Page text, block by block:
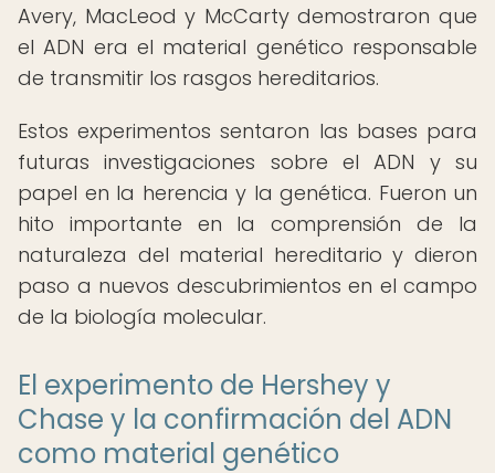
Avery, MacLeod y McCarty demostraron que
el ADN era el material genético responsable
de transmitir los rasgos hereditarios.
Estos experimentos sentaron las bases para
futuras investigaciones sobre el ADN y su
papel en la herencia y la genética. Fueron un
hito importante en la comprensión de la
naturaleza del material hereditario y dieron
paso a nuevos descubrimientos en el campo
de la biología molecular.
El experimento de Hershey y
Chase y la confirmación del ADN
como material genético